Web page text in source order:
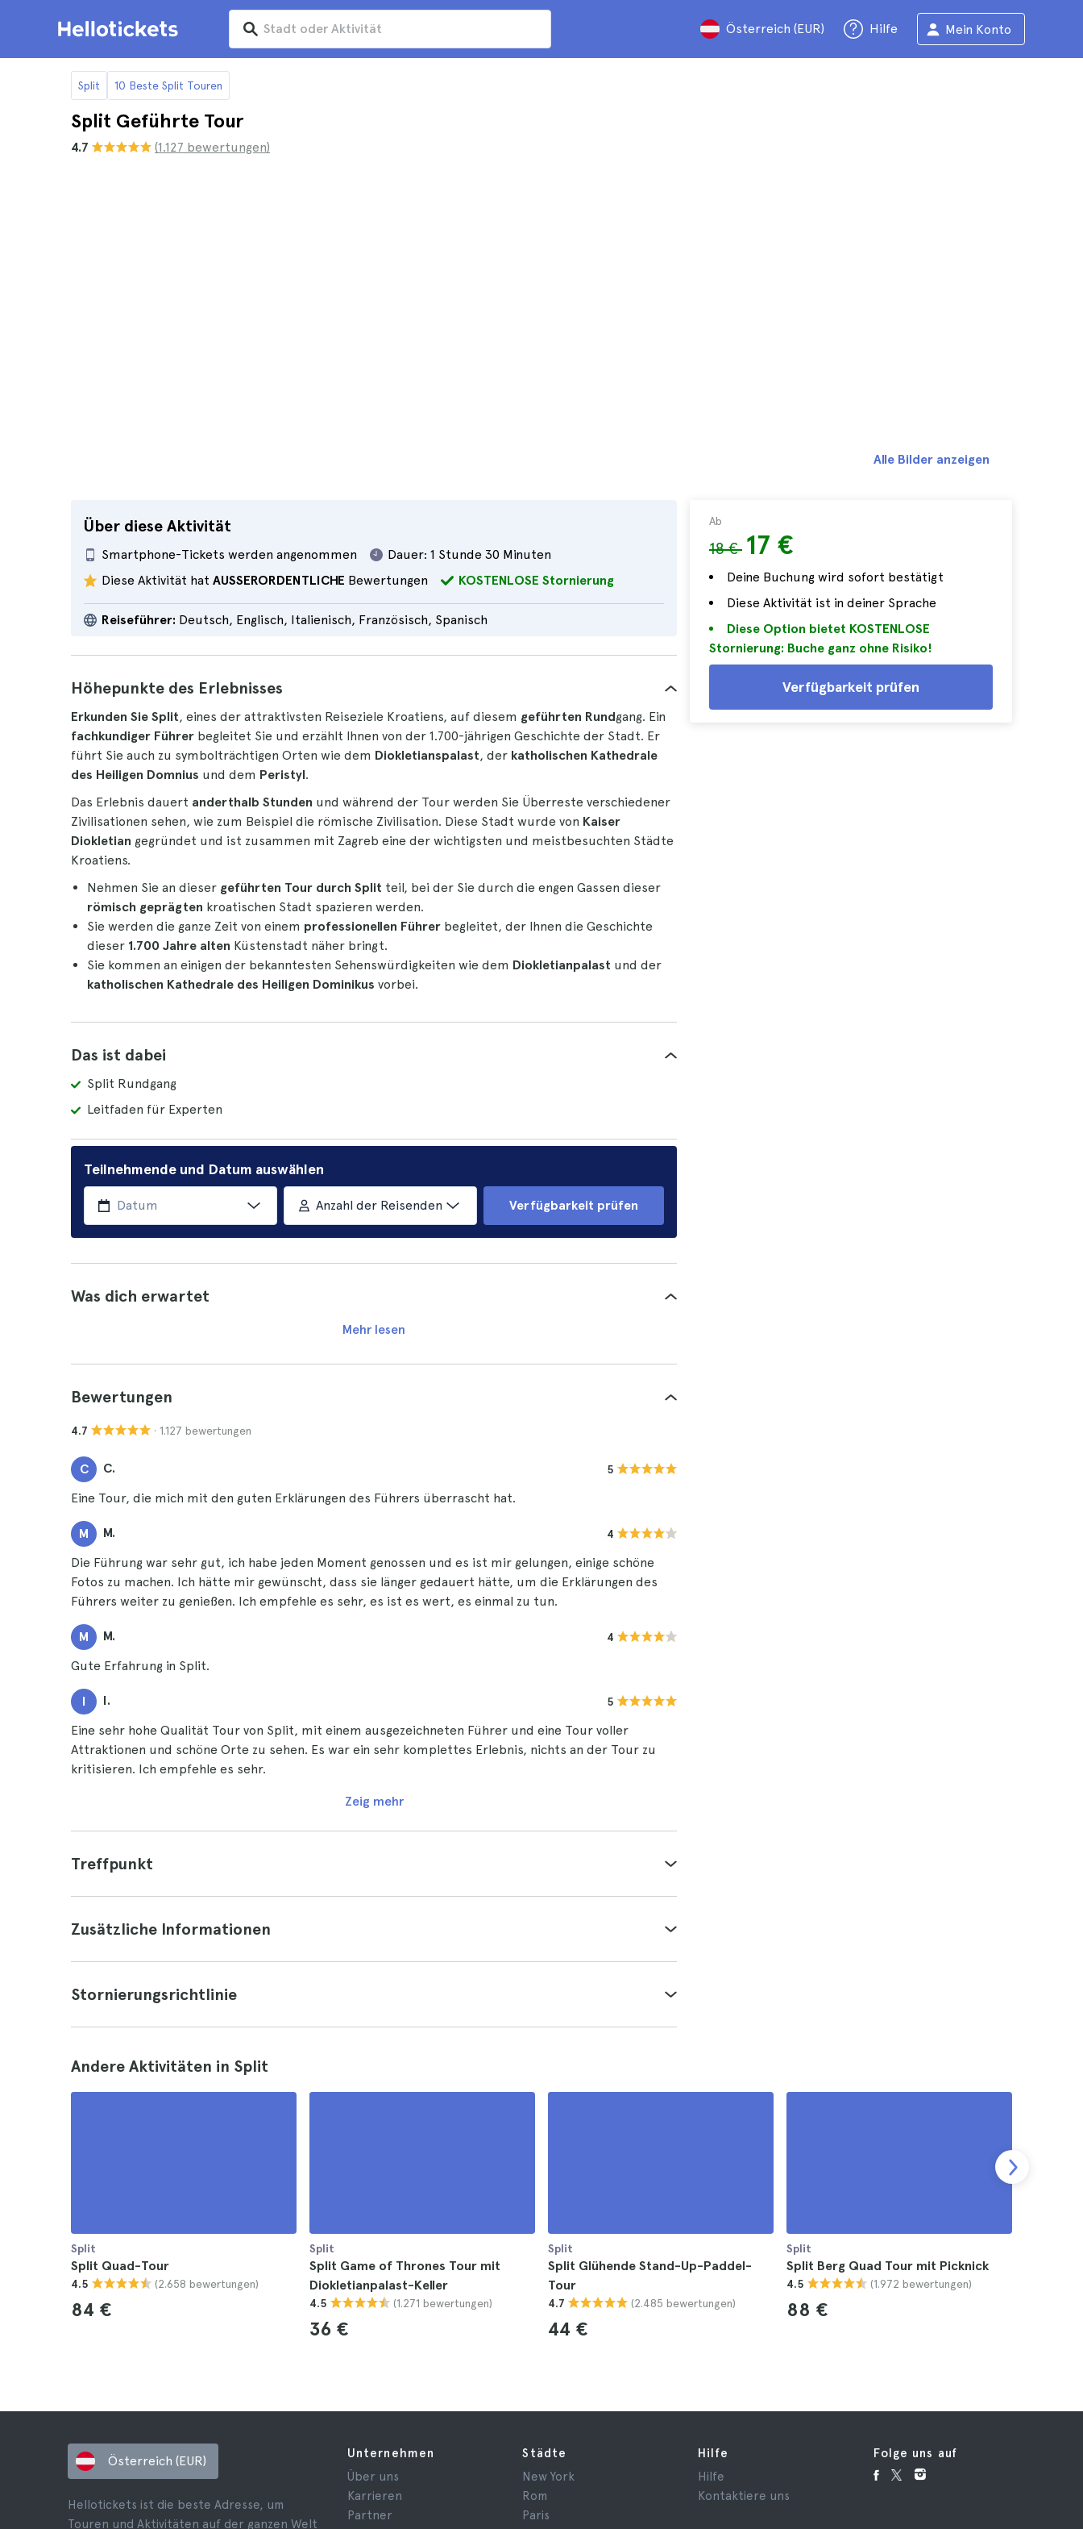
Österreich (EUR) Hilfe Mein Konto
Split 10 Beste Split Touren
Split Geführte Tour
4.7 (1.127 bewertungen)
Über diese Aktivität
Smartphone-Tickets werden angenommen Dauer: 1 Stunde 30 Minuten
Diese Aktivität hat AUSSERORDENTLICHE Bewertungen KOSTENLOSE Stornierung
Reiseführer: Deutsch, Englisch, Italienisch, Französisch, Spanisch
Ab
18 € 17 €
Deine Buchung wird sofort bestätigt
Diese Aktivität ist in deiner Sprache
Diese Option bietet KOSTENLOSE
Stornierung: Buche ganz ohne Risiko!
Verfügbarkeit prüfen
Alle Bilder anzeigen
Höhepunkte des Erlebnisses
Erkunden Sie Split, eines der attraktivsten Reiseziele Kroatiens, auf diesem geführten Rundgang. Ein
fachkundiger Führer begleitet Sie und erzählt Ihnen von der 1.700-jährigen Geschichte der Stadt. Er
führt Sie auch zu symbolträchtigen Orten wie dem Diokletianspalast, der katholischen Kathedrale
des Heiligen Domnius und dem Peristyl.
Das Erlebnis dauert anderthalb Stunden und während der Tour werden Sie Überreste verschiedener
Zivilisationen sehen, wie zum Beispiel die römische Zivilisation. Diese Stadt wurde von Kaiser
Diokletian gegründet und ist zusammen mit Zagreb eine der wichtigsten und meistbesuchten Städte
Kroatiens.
Nehmen Sie an dieser geführten Tour durch Split teil, bei der Sie durch die engen Gassen dieser
römisch geprägten kroatischen Stadt spazieren werden.
Sie werden die ganze Zeit von einem professionellen Führer begleitet, der Ihnen die Geschichte
dieser 1.700 Jahre alten Küstenstadt näher bringt.
Sie kommen an einigen der bekanntesten Sehenswürdigkeiten wie dem Diokletianpalast und der
katholischen Kathedrale des Heiligen Dominikus vorbei.
Das ist dabei
Split Rundgang
Leitfaden für Experten
Teilnehmende und Datum auswählen
Anzahl der Reisenden Verfügbarkeit prüfen
Was dich erwartet
Mehr lesen
Bewertungen
4.7 · 1.127 bewertungen
C C. 5
Eine Tour, die mich mit den guten Erklärungen des Führers überrascht hat.
M M. 4
Die Führung war sehr gut, ich habe jeden Moment genossen und es ist mir gelungen, einige schöne
Fotos zu machen. Ich hätte mir gewünscht, dass sie länger gedauert hätte, um die Erklärungen des
Führers weiter zu genießen. Ich empfehle es sehr, es ist es wert, es einmal zu tun.
M M. 4
Gute Erfahrung in Split.
I I. 5
Eine sehr hohe Qualität Tour von Split, mit einem ausgezeichneten Führer und eine Tour voller
Attraktionen und schöne Orte zu sehen. Es war ein sehr komplettes Erlebnis, nichts an der Tour zu
kritisieren. Ich empfehle es sehr.
Zeig mehr
Treffpunkt
Zusätzliche Informationen
Stornierungsrichtlinie
Andere Aktivitäten in Split
Split
Split Quad-Tour
4.5 (2.658 bewertungen)
84 €
Split
Split Game of Thrones Tour mit
Diokletianpalast-Keller
4.5 (1.271 bewertungen)
36 €
Split
Split Glühende Stand-Up-Paddel-
Tour
4.7 (2.485 bewertungen)
44 €
Split
Split Berg Quad Tour mit Picknick
4.5 (1.972 bewertungen)
88 €
Österreich (EUR)
Hellotickets ist die beste Adresse, um
Touren und Aktivitäten auf der ganzen Welt
Unternehmen
Über uns
Karrieren
Partner
Städte
New York
Rom
Paris
Hilfe
Hilfe
Kontaktiere uns
Folge uns auf